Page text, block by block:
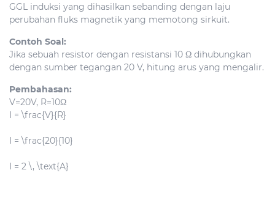
GGL induksi yang dihasilkan sebanding dengan laju
perubahan fluks magnetik yang memotong sirkuit.
Contoh Soal:
Jika sebuah resistor dengan resistansi 10 Ω dihubungkan
dengan sumber tegangan 20 V, hitung arus yang mengalir.
Pembahasan:
V=20V, R=10Ω
I = \frac{V}{R}
I = \frac{20}{10}
I = 2 \, \text{A}